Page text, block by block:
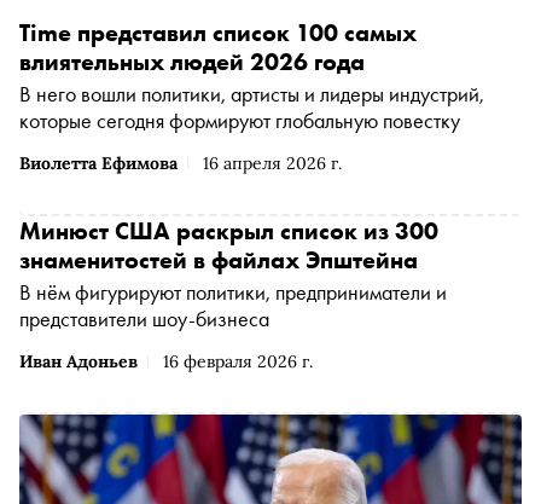
Виолетта Ефимова 16 апреля 2026 г.
Time представил список 100 самых
влиятельных людей 2026 года
В него вошли политики, артисты и лидеры индустрий,
которые сегодня формируют глобальную повестку
Иван Адоньев 16 февраля 2026 г.
Минюст США раскрыл список из 300
знаменитостей в файлах Эпштейна
В нём фигурируют политики, предприниматели и
представители шоу-бизнеса